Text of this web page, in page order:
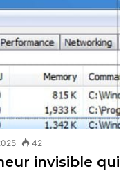
42
invisible qui